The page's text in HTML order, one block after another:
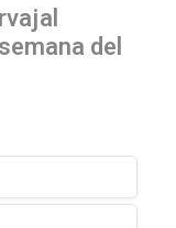
del